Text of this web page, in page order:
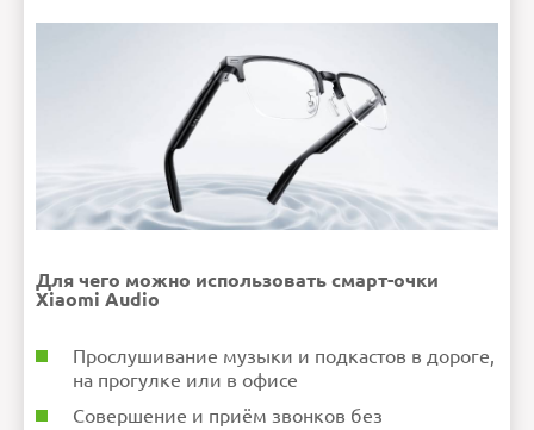
Для чего можно использовать смарт-очки
Xiaomi Audio
Прослушивание музыки и подкастов в дороге,
на прогулке или в офисе
Совершение и приём звонков без